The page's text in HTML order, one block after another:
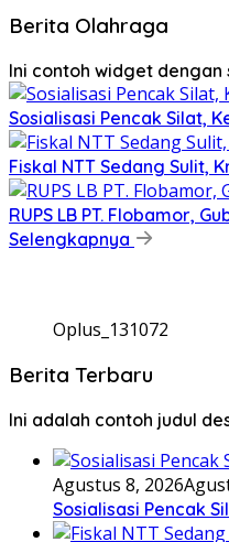
Berita Olahraga
Ini contoh widget
Sosialisasi Pencak Silat,
Fiskal NTT Sedang Sulit,
RUPS LB PT. Flobamor,
Selengkapnya
Oplus_131072
Berita Terbaru
Ini adalah contoh judul
Agustus 8, 2026
Sosialisasi Pencak